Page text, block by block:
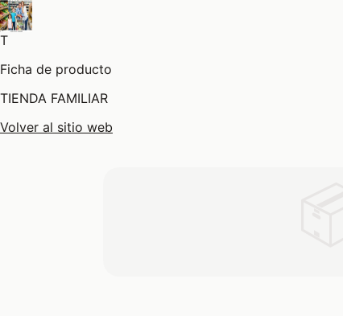
T
Ficha de producto
TIENDA FAMILIAR
Volver al sitio web